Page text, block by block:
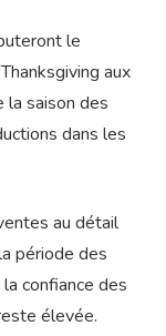
le
aux
la saison des
dans les
au détail
période des
confiance des
élevée.